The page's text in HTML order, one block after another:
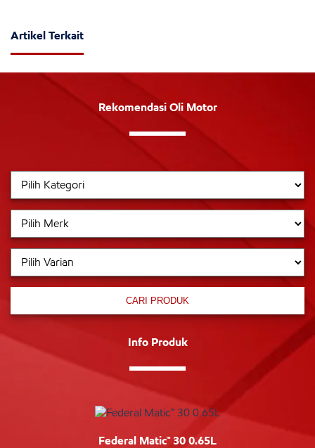
Artikel Terkait
Rekomendasi Oli Motor
CARI PRODUK
Info Produk
Federal Matic™ 30 0.65L